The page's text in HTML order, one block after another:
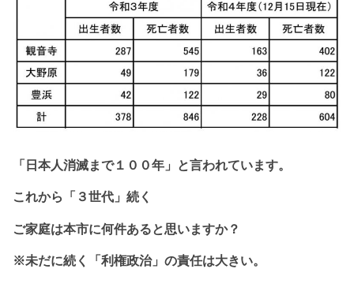
「日本人消滅まで１ ００年」と言われています。
これから 「３世代」続く
ご家庭は本市に何件あると思いますか？
※未だに続く「利権政治」の責任は大きい。